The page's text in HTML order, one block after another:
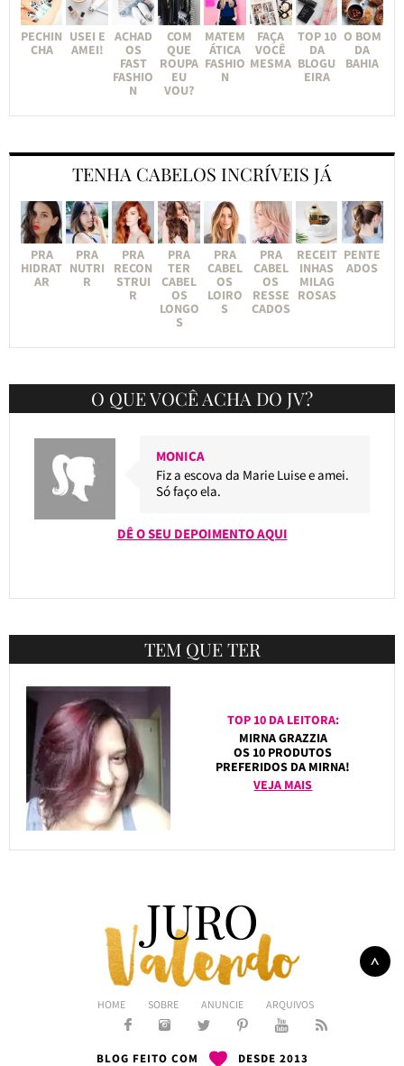
PECHIN
CHA
USEI E
AMEI!
ACHAD
OS
FAST
FASHIO
N
COM
QUE
ROUPA
EU
VOU?
MATEM
ÁTICA
FASHIO
N
FAÇA
VOCÊ
MESMA
TOP 10
DA
BLOGU
EIRA
O BOM
DA
BAHIA
TENHA CABELOS INCRÍVEIS JÁ
PRA
HIDRAT
AR
PRA
NUTRI
R
PRA
RECON
STRUI
R
PRA
TER
CABEL
OS
LONGO
S
PRA
CABEL
OS
LOIRO
S
PRA
CABEL
OS
RESSE
CADOS
RECEIT
INHAS
MILAG
ROSAS
PENTE
ADOS
O QUE VOCÊ ACHA DO JV?
MONICA
Fiz a escova da Marie Luise e amei.
Só faço ela.
DÊ O SEU DEPOIMENTO AQUI
TEM QUE TER
TOP 10 DA LEITORA:
MIRNA GRAZZIA
OS 10 PRODUTOS
PREFERIDOS DA MIRNA!
VEJA MAIS
HOME SOBRE ANUNCIE ARQUIVOS
BLOG FEITO COM DESDE 2013